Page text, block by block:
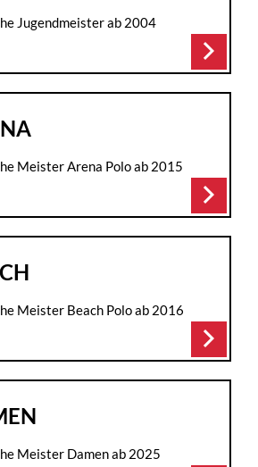
Jugendmeister ab 2004
arrow_forward_ios
Meister Arena Polo ab 2015
arrow_forward_ios
Meister Beach Polo ab 2016
arrow_forward_ios
Meister Damen ab 2025